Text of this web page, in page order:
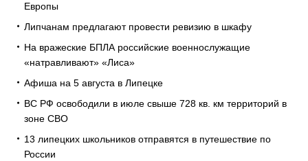
Европы
Липчанам предлагают провести ревизию в шкафу
На вражеские БПЛА российские военнослужащие
«натравливают» «Лиса»
Афиша на 5 августа в Липецке
ВС РФ освободили в июле свыше 728 кв. км территорий в
зоне СВО
13 липецких школьников отправятся в путешествие по
России